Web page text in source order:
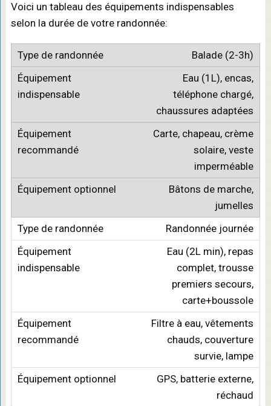
Voici un tableau des équipements indispensables
selon la durée de votre randonnée:
Balade (2-3h)
Eau (1L), encas,
téléphone chargé,
chaussures adaptées
Carte, chapeau, crème
solaire, veste
imperméable
Bâtons de marche,
jumelles
Randonnée journée
Eau (2L min), repas
complet, trousse
premiers secours,
carte+boussole
Filtre à eau, vêtements
chauds, couverture
survie, lampe
GPS, batterie externe,
réchaud